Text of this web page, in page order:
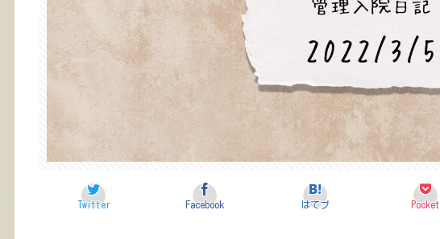
Twitter Facebook はてブ Pocket